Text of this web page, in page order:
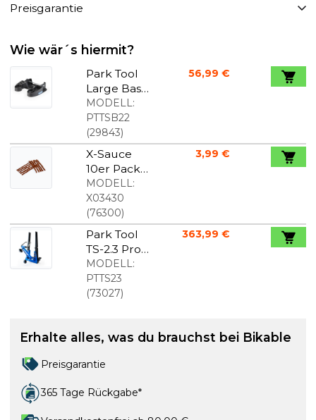
Preisgarantie
Wie wär´s hiermit?
Park Tool
Large Base
für
Radnivellier
er TS-2 und
TS-2.2
MODELL:
PTTSB22
(29843)
56,99 €
X-Sauce
10er Pack
1,5 mm
Schlauchlos
-
Reifendicht
stopfen
MODELL:
X03430
(76300)
3,99 €
Park Tool
TS-2.3 Profi-
Achsmessg
erät
MODELL:
PTTS23
(73027)
363,99 €
Erhalte alles, was du brauchst bei Bikable
Preisgarantie
365 Tage Rückgabe*